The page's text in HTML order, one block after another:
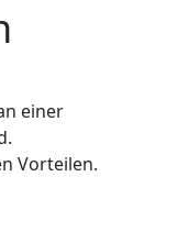
einer
Vorteilen.